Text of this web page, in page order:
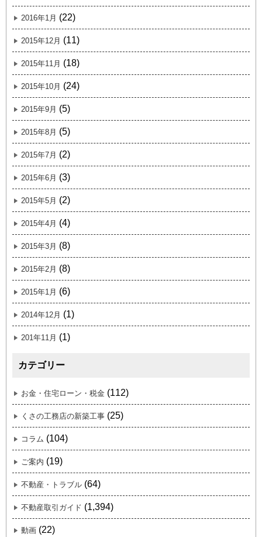
2016年1月 (22)
2015年12月 (11)
2015年11月 (18)
2015年10月 (24)
2015年9月 (5)
2015年8月 (5)
2015年7月 (2)
2015年6月 (3)
2015年5月 (2)
2015年4月 (4)
2015年3月 (8)
2015年2月 (8)
2015年1月 (6)
2014年12月 (1)
201年11月 (1)
カテゴリー
お金・住宅ローン・税金 (112)
くさの工務店の新築工事 (25)
コラム (104)
ご案内 (19)
不動産・トラブル (64)
不動産取引ガイド (1,394)
動画 (22)